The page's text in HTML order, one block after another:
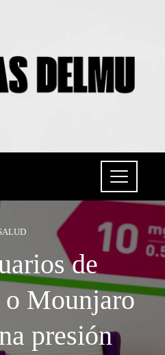
de
o Mounjaro
presión